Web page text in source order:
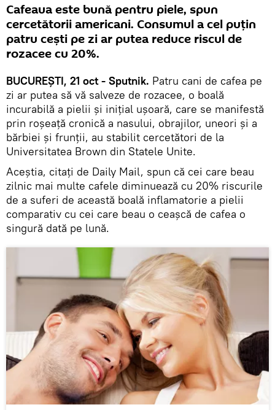
Cafeaua este bună pentru piele, spun
cercetătorii americani. Consumul a cel puțin
patru cești pe zi ar putea reduce riscul de
rozacee cu 20%.
BUCUREŞTI, 21 oct - Sputnik. Patru cani de cafea pe
zi ar putea să vă salveze de rozacee, o boală
incurabilă a pielii și inițial ușoară, care se manifestă
prin roșeață cronică a nasului, obrajilor, uneori și a
bărbiei și frunţii, au stabilit cercetători de la
Universitatea Brown din Statele Unite.
Aceştia, citaţi de Daily Mail, spun că cei care beau
zilnic mai multe cafele diminuează cu 20% riscurile
de a suferi de această boală inflamatorie a pielii
comparativ cu cei care beau o ceașcă de cafea o
singură dată pe lună.